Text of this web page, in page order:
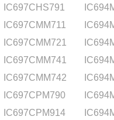
IC697CHS791
IC697CMM711
IC697CMM721
IC697CMM741
IC697CMM742
IC697CPM790
IC697CPM914